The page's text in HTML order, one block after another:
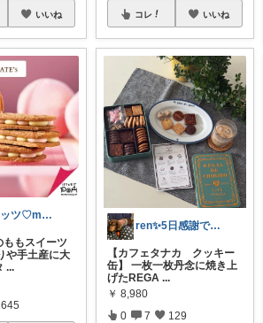
いいね
あまナッツ♡mottoお取り寄せスイーツ
ももスイーツ
や手土産に大
...
645
コレ いいね
ren✨5日感謝です♡🤔
【カフェタナカ クッキー
缶】 一枚一枚丹念に焼き上
げたREGA ...
￥ 8,980
0 7 129